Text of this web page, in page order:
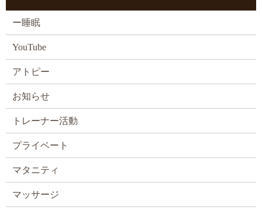
ー睡眠
YouTube
アトピー
お知らせ
トレーナー活動
プライベート
マタニティ
マッサージ